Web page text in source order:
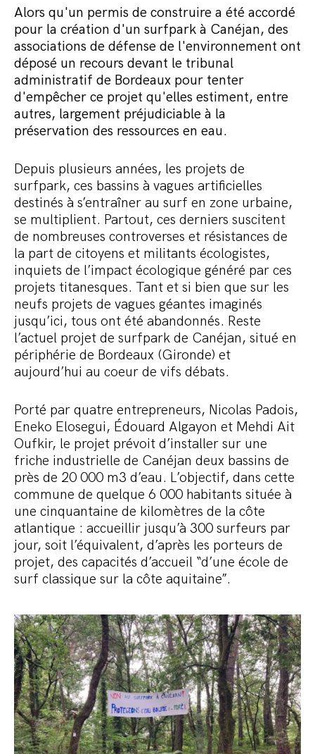
Alors qu'un permis de construire a été accordé
pour la création d'un surfpark à Canéjan, des
associations de défense de l'environnement ont
déposé un recours devant le tribunal
administratif de Bordeaux pour tenter
d'empêcher ce projet qu'elles estiment, entre
autres, largement préjudiciable à la
préservation des ressources en eau.
Depuis plusieurs années, les projets de
surfpark, ces bassins à vagues artificielles
destinés à s’entraîner au surf en zone urbaine,
se multiplient. Partout, ces derniers suscitent
de nombreuses controverses et résistances de
la part de citoyens et militants écologistes,
inquiets de l’impact écologique généré par ces
projets titanesques. Tant et si bien que sur les
neufs projets de vagues géantes imaginés
jusqu’ici, tous ont été abandonnés. Reste
l’actuel projet de surfpark de Canéjan, situé en
périphérie de Bordeaux (Gironde) et
aujourd’hui au coeur de vifs débats.
Porté par quatre entrepreneurs, Nicolas Padois,
Eneko Elosegui, Édouard Algayon et Mehdi Ait
Oufkir, le projet prévoit d’installer sur une
friche industrielle de Canéjan deux bassins de
près de 20 000 m3 d’eau. L’objectif, dans cette
commune de quelque 6 000 habitants située à
une cinquantaine de kilomètres de la côte
atlantique : accueillir jusqu’à 300 surfeurs par
jour, soit l’équivalent, d’après les porteurs de
projet, des capacités d’accueil “d’une école de
surf classique sur la côte aquitaine”.
Continuer de lire l’article
Commander le pack